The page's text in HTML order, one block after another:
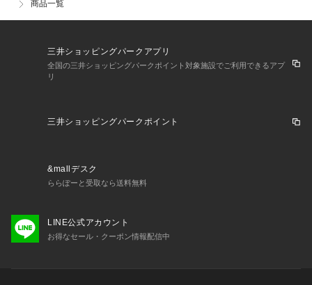
商品一覧
三井ショッピングパークアプリ
全国の三井ショッピングパークポイント対象施設でご利用できるアプ
リ
三井ショッピングパークポイント
&mallデスク
ららぽーと受取なら送料無料
LINE公式アカウント
お得なセール・クーポン情報配信中